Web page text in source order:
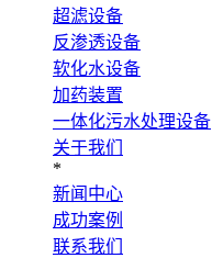
超滤设备
反渗透设备
软化水设备
加药装置
一体化污水处理设备
关于我们
*
新闻中心
成功案例
联系我们